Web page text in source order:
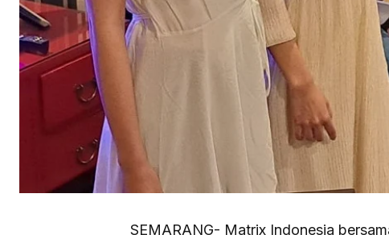
SEMARANG- Matrix Indonesia